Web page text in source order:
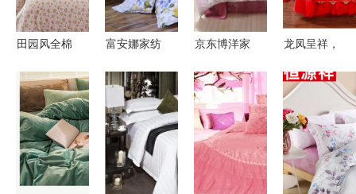
田园风全棉
造舒适温馨
的居家睡眠
体验
富安娜家纺
套，打造夏
日田园舒睡
体验
京东博洋家
盛典 品质
家居，限时
钜惠
龙凤呈祥，
——品鉴棒
佳家纺婚庆
十件套